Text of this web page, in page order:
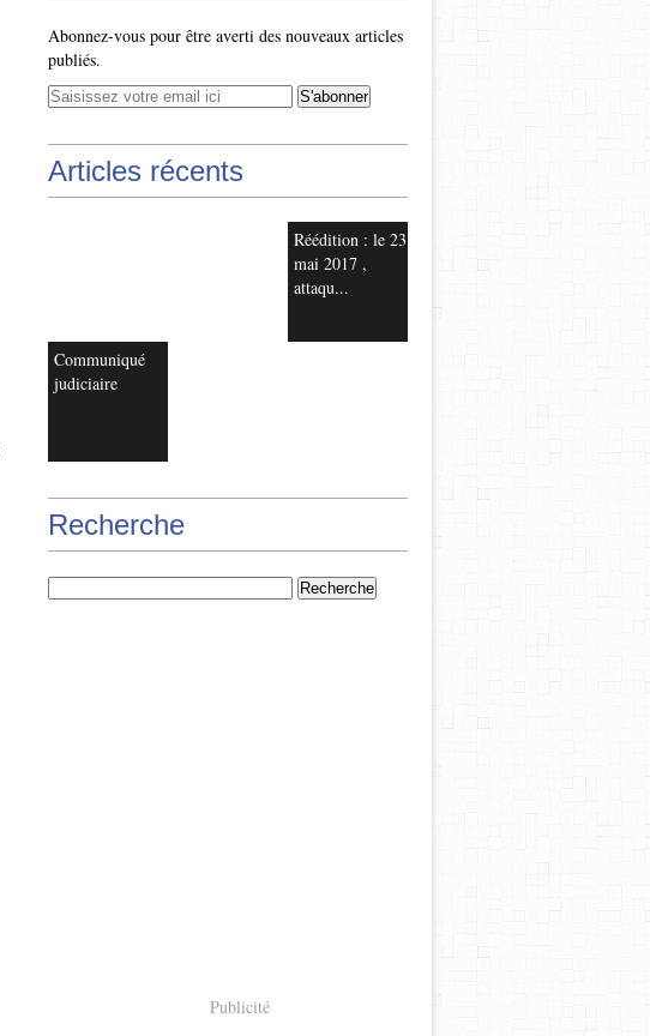
Abonnez-vous pour être averti des nouveaux articles
publiés.
Articles récents
Réédition : le 23
mai 2017 ,
attaqu...
Communiqué
judiciaire
Recherche
Publicité